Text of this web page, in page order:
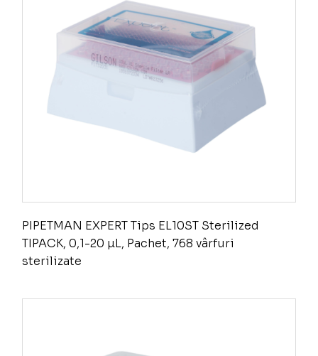
PIPETMAN EXPERT Tips EL10ST Sterilized
TIPACK, 0,1-20 µL, Pachet, 768 vârfuri
sterilizate